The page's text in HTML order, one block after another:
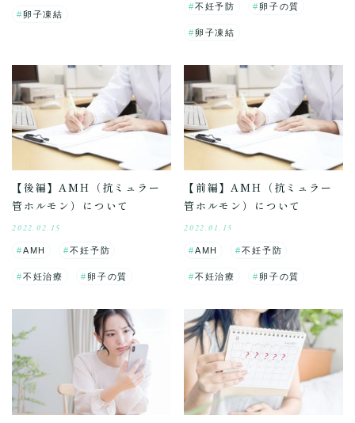
卵子凍結
不妊予防 卵子の質
卵子凍結
【後編】AMH（抗ミュラー
管ホルモン）について
2022.02.15
AMH 不妊予防
不妊治療 卵子の質
【前編】AMH（抗ミュラー
管ホルモン）について
2022.01.15
AMH 不妊予防
不妊治療 卵子の質